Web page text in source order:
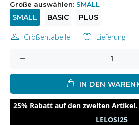
Größe auswählen: SMALL
SMALL BASIC PLUS
Größentabelle Lieferung
IN DEN
25% Rabatt auf den zweiten
LELOSI25